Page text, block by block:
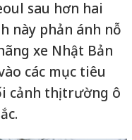
sau hơn hai
này phản ánh nỗ
xe Nhật Bản
các mục tiêu
cảnh thị trường ô